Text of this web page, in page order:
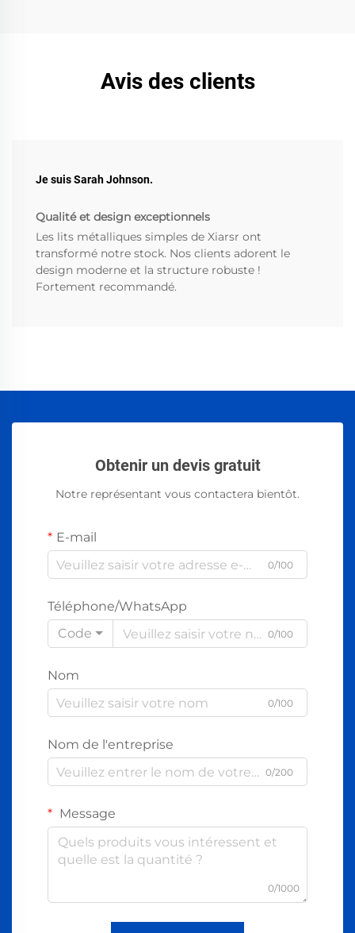
Avis des clients
Je suis Sarah Johnson.
Qualité et design exceptionnels
Les lits métalliques simples de Xiarsr ont
transformé notre stock. Nos clients adorent le
design moderne et la structure robuste !
Fortement recommandé.
Obtenir un devis gratuit
Notre représentant vous contactera bientôt.
E-mail
0/100
Téléphone/WhatsApp
Code
0/100
Nom
0/100
Nom de l'entreprise
0/200
Message
0/1000